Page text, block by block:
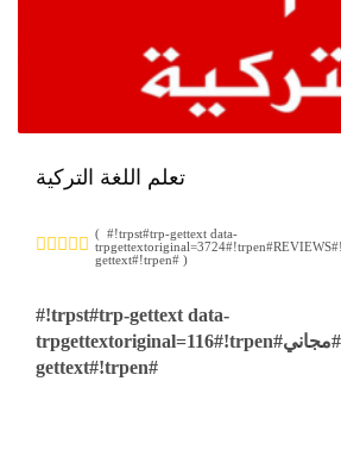
تعلم اللغة التركية
( #!trpst#trp-gettext data-
gettext#!trpen# )
#!trpst#trp-gettext data-
trpgettextoriginal=116#!trpen#مجاني#!trpst#/trp-
gettext#!trpen#